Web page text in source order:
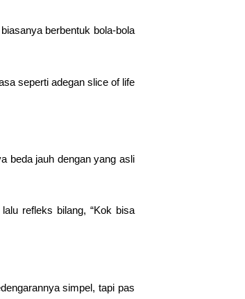
berbentuk bola-bola
seperti adegan slice of life
beda jauh dengan yang asli
refleks bilang, “Kok bisa
simpel, tapi pas